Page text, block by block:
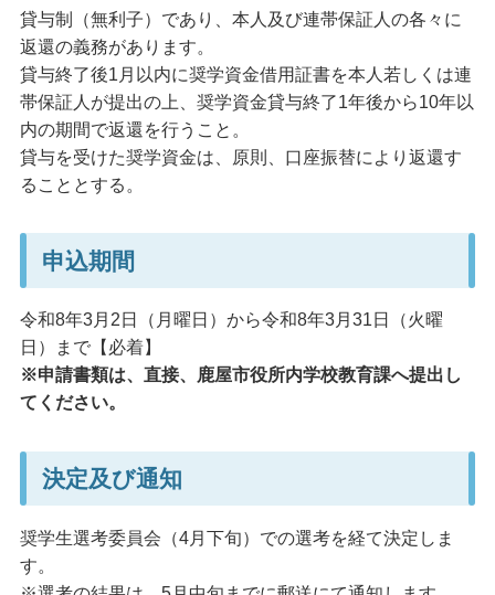
貸与制（無利子）であり、本人及び連帯保証人の各々に
返還の義務があります。
貸与終了後1月以内に奨学資金借用証書を本人若しくは連
帯保証人が提出の上、奨学資金貸与終了1年後から10年以
内の期間で返還を行うこと。
貸与を受けた奨学資金は、原則、口座振替により返還す
ることとする。
申込期間
令和8年3月2日（月曜日）から令和8年3月31日（火曜
日）まで【必着】
※申請書類は、直接、鹿屋市役所内学校教育課へ提出し
てください。
決定及び通知
奨学生選考委員会（4月下旬）での選考を経て決定しま
す。